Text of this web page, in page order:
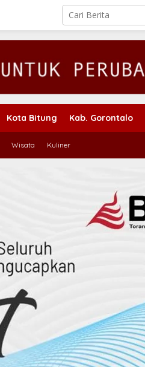
Kota Bitung Kab. Gorontalo
Wisata Kuliner